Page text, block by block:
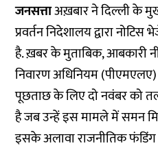
जनसत्ताअख़बार ने दिल्ली के
प्रवर्तन निदेशालय द्वारा
है. ख़बर के मुताबिक, आबकारी
निवारण अधिनियम
पूछताछ के लिए दो नवंबर को
है जब उन्हें इस मामले में समन
इसके अलावा राजनीतिक